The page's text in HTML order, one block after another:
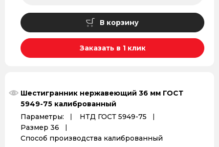
В корзину
Заказать в 1 клик
Шестигранник нержавеющий 36 мм ГОСТ
5949-75 калиброванный
Параметры:
НТД ГОСТ 5949-75
Размер 36
Способ производства калиброванный